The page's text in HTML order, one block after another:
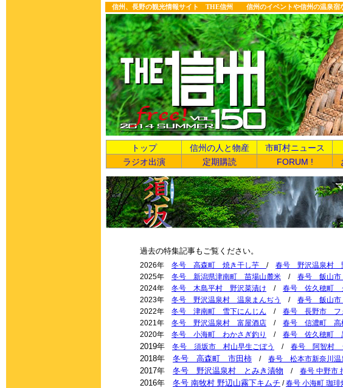
信州、長野の観光情報サイト THE信州 信州のイベントや信州の温泉宿
トップ 信州の人と物産 市町村ニュース
ラジオ出演
定期購読 FORUM !
過去の特集記事もご覧ください。
2026年 冬号 高森町 焼き干し芋 / 春号 野沢温泉村
2025年 冬号 新潟県津南町 苗場山麓米 / 春号 飯山
2024年 冬号 木島平村 野沢菜漬け / 春号 佐久穂町
2023年 冬号 野沢温泉村 温泉まんぢう / 春号 飯山
2022年 冬号 津南町 雪下にんじん / 春号 長野市 フ
2021年 冬号 野沢温泉村 富屋酒店 / 春号 信濃町 高
2020年 冬号 小海町 わかさぎ釣り / 春号 佐久穂町
2019年 冬号 須坂市 村山早生ごぼう / 春号 阿智村
2018年 冬号 高森町 市田柿 / 春号 松本市新奈川
2017年 冬号 野沢温泉村 とみき漬物 / 春号 中野市
2016年 冬号 南牧村 野辺山霧下キムチ /春号 小海町 珈琲